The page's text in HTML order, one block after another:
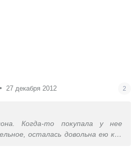
• 27 декабря 2012 2
Когда-то покупала у нее
осталась довольна ею как